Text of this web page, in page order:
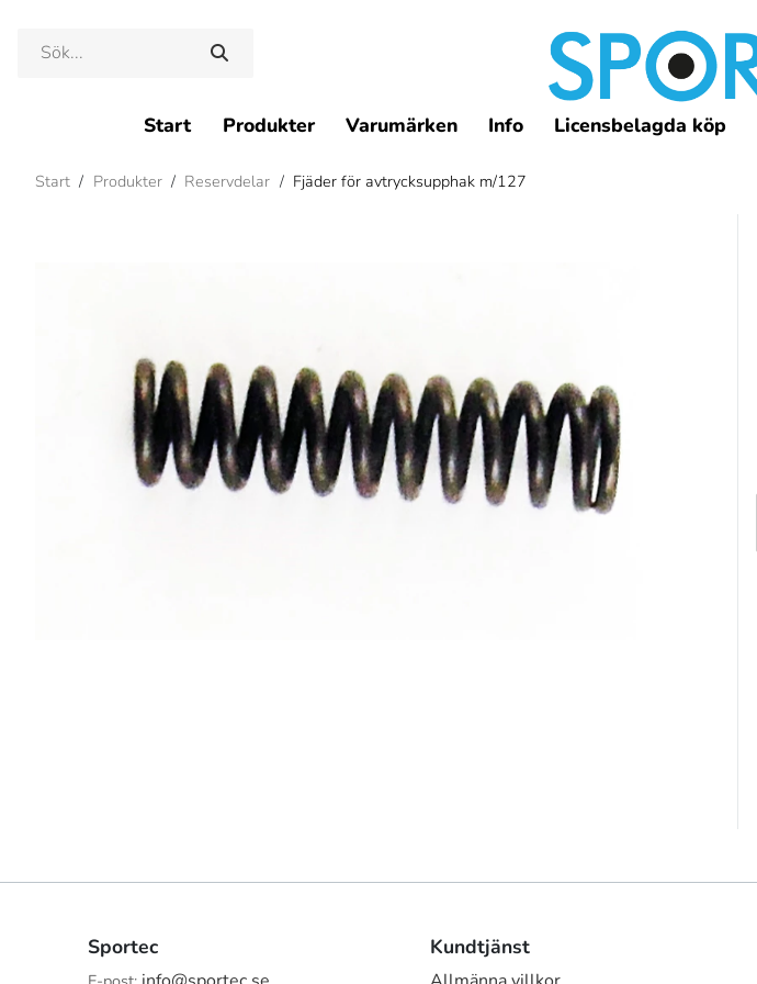
Start Produkter Varumärken Info Licensbelagda köp
Start / Produkter / Reservdelar / Fjäder för avtrycksupphak m/127
Sportec Kundtjänst